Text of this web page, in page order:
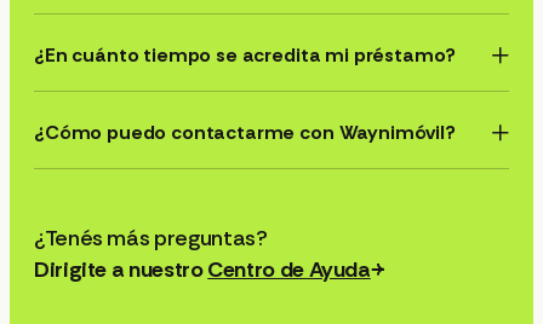
¿En cuánto tiempo se acredita mi préstamo?
¿Cómo puedo contactarme con Waynimóvil?
Centro de Ayuda